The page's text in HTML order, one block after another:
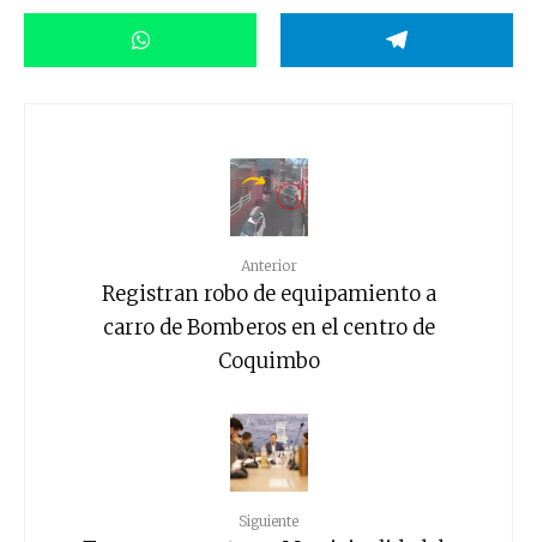
Anterior
Registran robo de equipamiento a
carro de Bomberos en el centro de
Coquimbo
Siguiente